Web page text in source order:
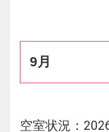
9月
空室状況：